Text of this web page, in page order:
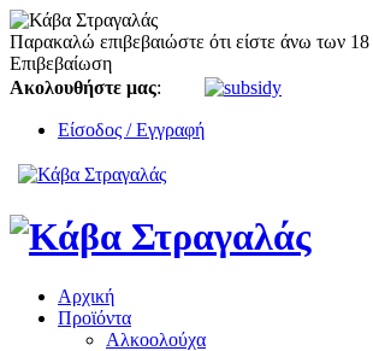
Παρακαλώ επιβεβαιώστε ότι είστε άνω των
Επιβεβαίωση
Ακολουθήστε μας:
Είσοδος / Εγγραφή
Αρχική
Προϊόντα
Αλκοολούχα